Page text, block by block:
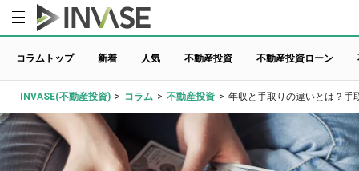
コラムトップ 新着 人気 不動産投資 不動産投資ローン
INVASE(不動産投資) > コラム > 不動産投資 > 年収と手取りの違いとは？手